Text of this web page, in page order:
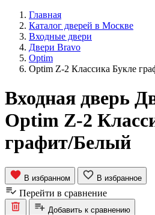
Главная
Каталог дверей в Москве
Входные двери
Двери Bravo
Optim
Optim Z-2 Классика Букле
Входная дверь
Optim Z-2
графит/Белый
В избранном В избранное
Перейти в сравнение
Добавить к сравнению